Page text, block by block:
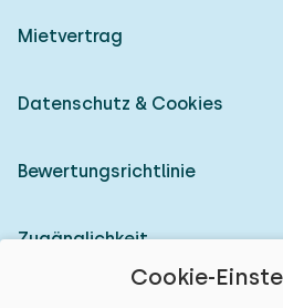
Cookie-
Mietvertrag
Datenschutz & Cookies
Bewertungsrichtlinie
Zugänglichkeit